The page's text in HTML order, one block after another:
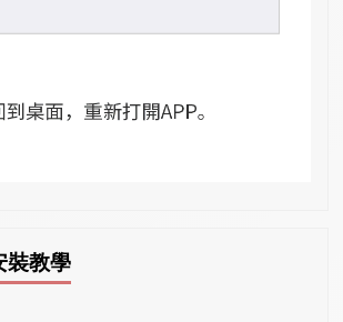
教學